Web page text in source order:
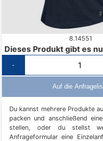
8.14551
Dieses Produkt gibt es
-
Auf die
Du kannst mehrere Produkte
packen und anschließend
stellen, oder du stellst
Anfrageformular eine